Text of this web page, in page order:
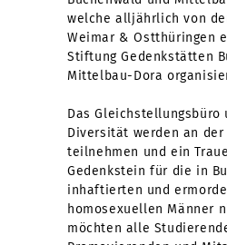
welche alljährlich von
Weimar & Ostthüringen
Stiftung Gedenkstätten
Mittelbau-Dora
Das Gleichstellungsbüro
Diversität werden an
teilnehmen und ein
Gedenkstein für die in
inhaftierten und
homosexuellen Männer
möchten alle